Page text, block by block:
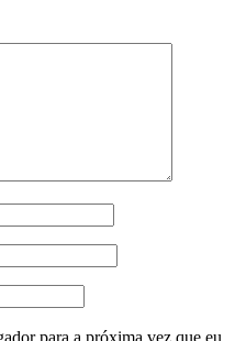
para a próxima vez que eu